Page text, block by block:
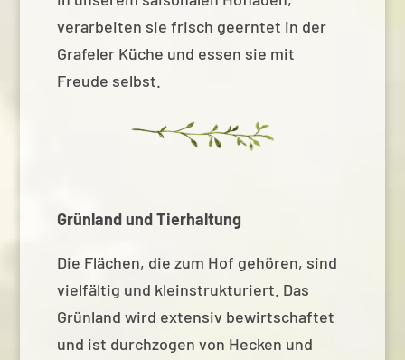
verarbeiten sie frisch geerntet in der
Grafeler Küche und essen sie mit
Freude selbst.
Grünland und Tierhaltung
Die Flächen, die zum Hof gehören, sind
vielfältig und kleinstrukturiert. Das
Grünland wird extensiv bewirtschaftet
und ist durchzogen von Hecken und